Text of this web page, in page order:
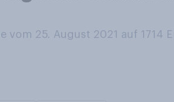
vom 25. August 2021 auf 1714